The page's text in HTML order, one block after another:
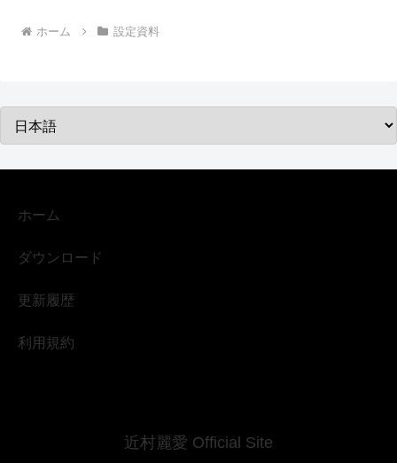
ホーム 設定資料
ホーム
ダウンロード
更新履歴
利用規約
近村麗愛 Official Site